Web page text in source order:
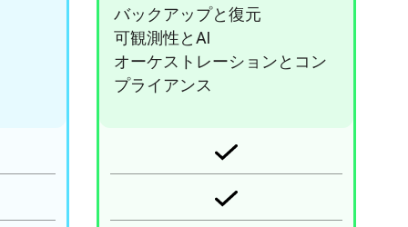
バックアップと復元
可観測性とAI
オーケストレーションとコン
プライアンス